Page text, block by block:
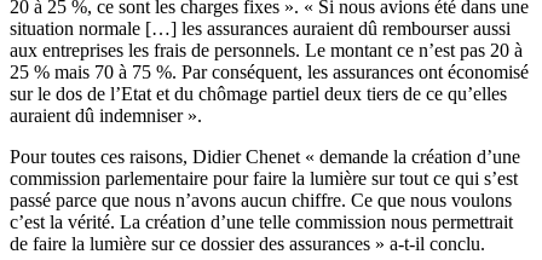
20 à 25 %, ce sont les charges fixes ». « Si nous avions été dans une
situation normale […] les assurances auraient dû rembourser aussi
aux entreprises les frais de personnels. Le montant ce n’est pas 20 à
25 % mais 70 à 75 %. Par conséquent, les assurances ont économisé
sur le dos de l’Etat et du chômage partiel deux tiers de ce qu’elles
auraient dû indemniser ».
Pour toutes ces raisons, Didier Chenet « demande la création d’une
commission parlementaire pour faire la lumière sur tout ce qui s’est
passé parce que nous n’avons aucun chiffre. Ce que nous voulons
c’est la vérité. La création d’une telle commission nous permettrait
de faire la lumière sur ce dossier des assurances » a-t-il conclu.